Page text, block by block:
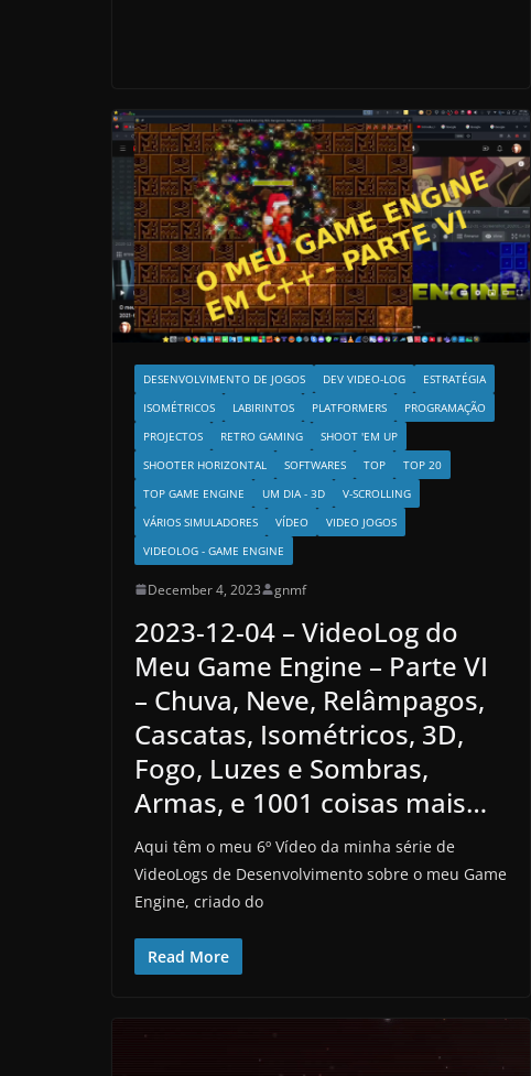
DESENVOLVIMENTO DE JOGOS DEV VIDEO-LOG
ESTRATÉGIA
ISOMÉTRICOS
LABIRINTOS PLATFORMERS
PROGRAMAÇÃO
PROJECTOS
RETRO GAMING
SHOOT 'EM UP
SHOOTER HORIZONTAL
SOFTWARES TOP
TOP 20
TOP GAME ENGINE
UM DIA - 3D
V-SCROLLING
VÁRIOS SIMULADORES
VÍDEO
VIDEO JOGOS
VIDEOLOG - GAME ENGINE
December 4, 2023 gnmf
2023-12-04 – VideoLog do
Meu Game Engine – Parte VI
– Chuva, Neve, Relâmpagos,
Cascatas, Isométricos, 3D,
Fogo, Luzes e Sombras,
Armas, e 1001 coisas mais…
Aqui têm o meu 6º Vídeo da minha série de
VideoLogs de Desenvolvimento sobre o meu Game
Engine, criado do
Read More